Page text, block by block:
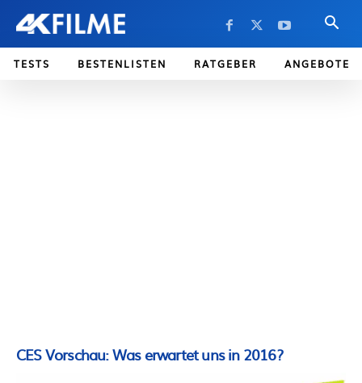
TESTS BESTENLISTEN RATGEBER ANGEBOTE
CES Vorschau: Was erwartet uns in 2016?